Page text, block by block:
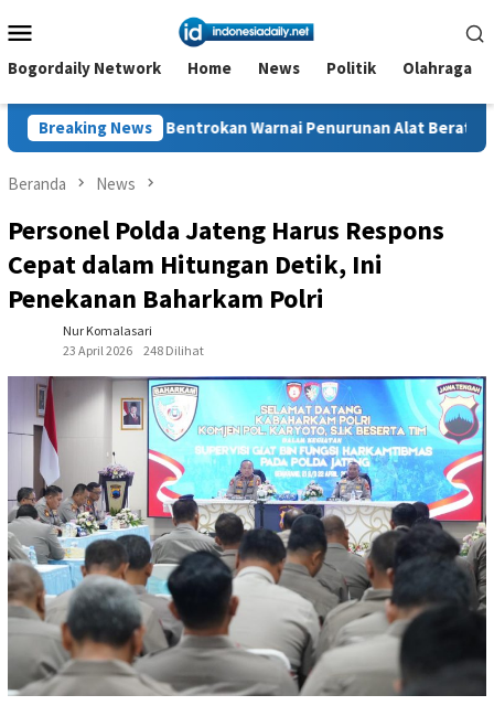
ke
kontenMobile
Bogordaily Network Home News Politik Olahraga
Breaking News
Warnai Penurunan Alat Berat di Desa Sukajaya,
Beranda News
Personel Polda Jateng Harus Respons
Cepat dalam Hitungan Detik, Ini
Penekanan Baharkam Polri
Nur Komalasari
23 April 2026
248 Dilihat